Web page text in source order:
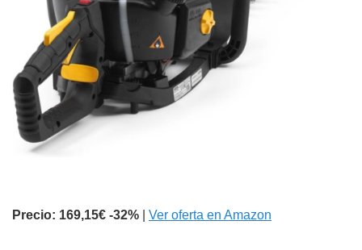
Precio: 169,15€ -32% Ver oferta en Amazon